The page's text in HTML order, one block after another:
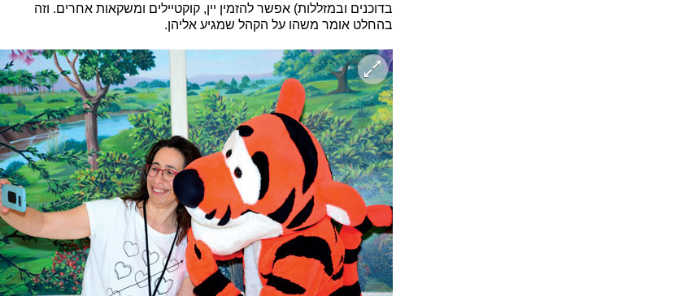
בדוכנים ובמזללות) אפשר להזמין יין, קוקטיילים ומשקאות אחרים. וזה
בהחלט אומר משהו על הקהל שמגיע אליהן.